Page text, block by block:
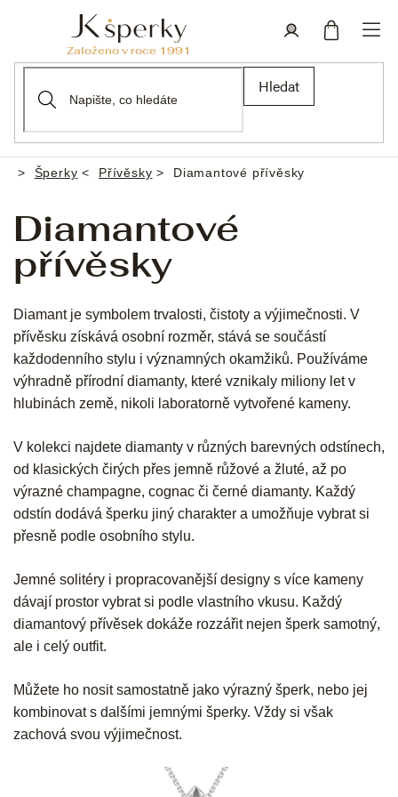
Hledat
Domů
Šperky Přívěsky Diamantové přívěsky
Diamantové
přívěsky
Diamant je symbolem trvalosti, čistoty a výjimečnosti. V
přívěsku získává osobní rozměr, stává se součástí
každodenního stylu i významných okamžiků. Používáme
výhradně přírodní diamanty, které vznikaly miliony let v
hlubinách země, nikoli laboratorně vytvořené kameny.
V kolekci najdete diamanty v různých barevných odstínech,
od klasických čirých přes jemně růžové a žluté, až po
výrazné champagne, cognac či černé diamanty. Každý
odstín dodává šperku jiný charakter a umožňuje vybrat si
přesně podle osobního stylu.
Jemné solitéry i propracovanější designy s více kameny
dávají prostor vybrat si podle vlastního vkusu. Každý
diamantový přívěsek dokáže rozzářit nejen šperk samotný,
ale i celý outfit.
Můžete ho nosit samostatně jako výrazný šperk, nebo jej
kombinovat s dalšími jemnými šperky. Vždy si však
zachová svou výjimečnost.